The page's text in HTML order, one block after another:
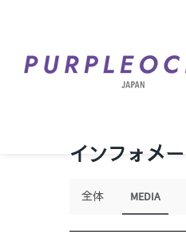
content
インフォメ
全体 MEDIA